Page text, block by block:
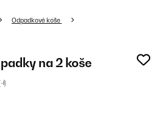
Odpadkové koše
na 2 koše
í)